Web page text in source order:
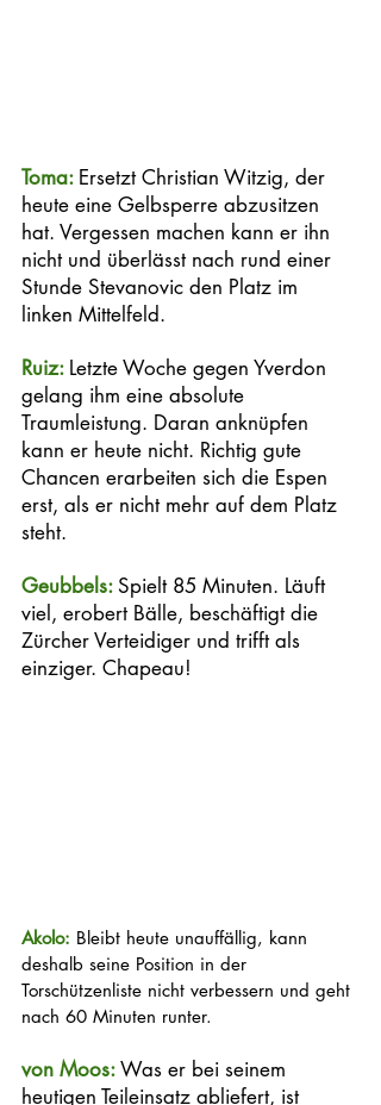
Toma: Ersetzt Christian Witzig, der
heute eine Gelbsperre abzusitzen
hat. Vergessen machen kann er ihn
nicht und überlässt nach rund einer
Stunde Stevanovic den Platz im
linken Mittelfeld.
Ruiz: Letzte Woche gegen Yverdon
gelang ihm eine absolute
Traumleistung. Daran anknüpfen
kann er heute nicht. Richtig gute
Chancen erarbeiten sich die Espen
erst, als er nicht mehr auf dem Platz
steht.
Geubbels: Spielt 85 Minuten. Läuft
viel, erobert Bälle, beschäftigt die
Zürcher Verteidiger und trifft als
einziger. Chapeau!
Akolo: Bleibt heute unauffällig, kann
deshalb seine Position in der
Torschützenliste nicht verbessern und geht
nach 60 Minuten runter.
von Moos: Was er bei seinem
heutigen Teileinsatz abliefert, ist